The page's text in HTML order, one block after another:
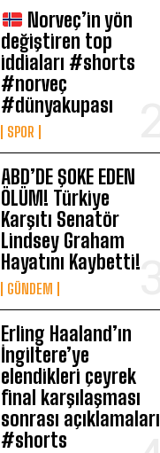
Norveç’in yön
değiştiren top
iddiaları #shorts
#norveç
#dünyakupası
SPOR
ABD’DE ŞOKE EDEN
ÖLÜM! Türkiye
Karşıtı Senatör
Lindsey Graham
Hayatını Kaybetti!
GÜNDEM
Erling Haaland’ın
İngiltere’ye
elendikleri çeyrek
final karşılaşması
sonrası açıklamaları
#shorts